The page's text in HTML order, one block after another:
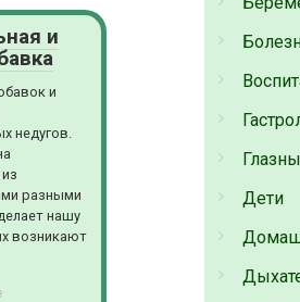
и
и
недугов.
разными
нашу
возникают
Дети